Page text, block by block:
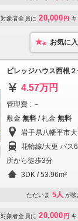
対象者全員に 20,000 円
お気に
ビレッジハウス西根
4.57万円
管理費 : －
敷金 無料 / 礼金 無料
岩手県八幡平市
花輪線/大更 バ
所から徒歩3分
3DK / 53.96m²
ただいま 5人 が検
対象者全員に 20,000 円